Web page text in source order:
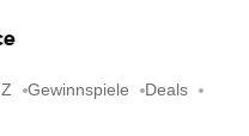
Gewinnspiele Deals